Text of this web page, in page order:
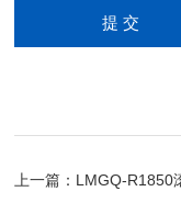
上一篇： LMGQ-R1850